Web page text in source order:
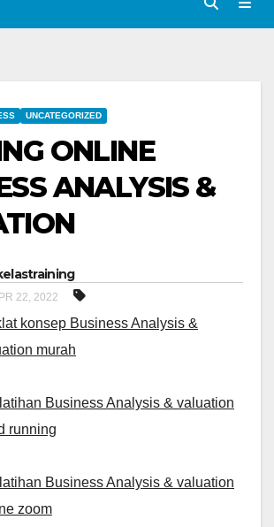
UNCATEGORIZED
ONLINE
ANALYSIS &
22, 2022
konsep Business Analysis &
murah
Business Analysis & valuation
running
Business Analysis & valuation
zoom